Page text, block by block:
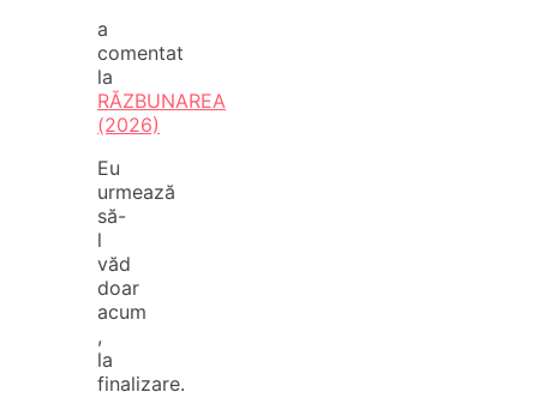
a
comentat
la
RĂZBUNAREA
(2026)
Eu
urmează
să-
l
văd
doar
acum
,
la
finalizare.